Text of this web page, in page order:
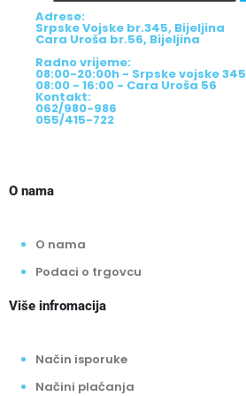
Adrese:
Srpske Vojske br.345, Bijeljina
Cara Uroša br.56, Bijeljina
Radno vrijeme:
08:00-20:00h - Srpske vojske 345
08:00 - 16:00 - Cara Uroša 56
Kontakt:
062/980-986
055/415-722
O nama
O nama
Podaci o trgovcu
Više infromacija
Način isporuke
Načini plaćanja